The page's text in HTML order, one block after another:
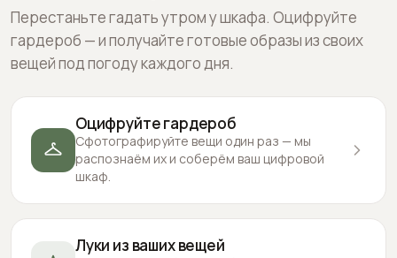
Перестаньте гадать утром у шкафа. Оцифруйте
гардероб — и получайте готовые образы из своих
вещей под погоду каждого дня.
Оцифруйте гардероб
Сфотографируйте вещи один раз — мы
распознаём их и соберём ваш цифровой
шкаф.
Луки из ваших вещей